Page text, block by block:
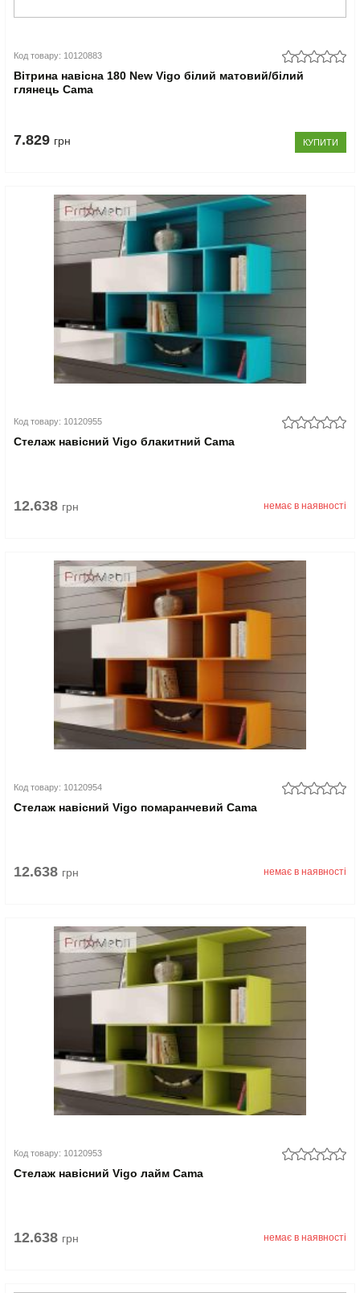
Код товару: 10120883
Вітрина навісна 180 New Vigo білий матовий/білий
глянець Cama
7.829 грн КУПИТИ
Код товару: 10120955
Стелаж навісний Vigo блакитний Cama
12.638 грн немає в наявності
Код товару: 10120954
Стелаж навісний Vigo помаранчевий Cama
12.638 грн немає в наявності
Код товару: 10120953
Стелаж навісний Vigo лайм Cama
12.638 грн немає в наявності